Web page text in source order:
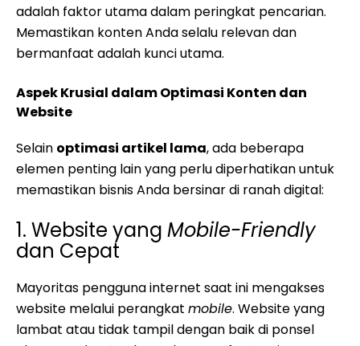
adalah faktor utama dalam peringkat pencarian.
Memastikan konten Anda selalu relevan dan
bermanfaat adalah kunci utama.
Aspek Krusial dalam Optimasi Konten dan
Website
Selain optimasi artikel lama, ada beberapa
elemen penting lain yang perlu diperhatikan untuk
memastikan bisnis Anda bersinar di ranah digital:
1. Website yang Mobile-Friendly
dan Cepat
Mayoritas pengguna internet saat ini mengakses
website melalui perangkat mobile. Website yang
lambat atau tidak tampil dengan baik di ponsel